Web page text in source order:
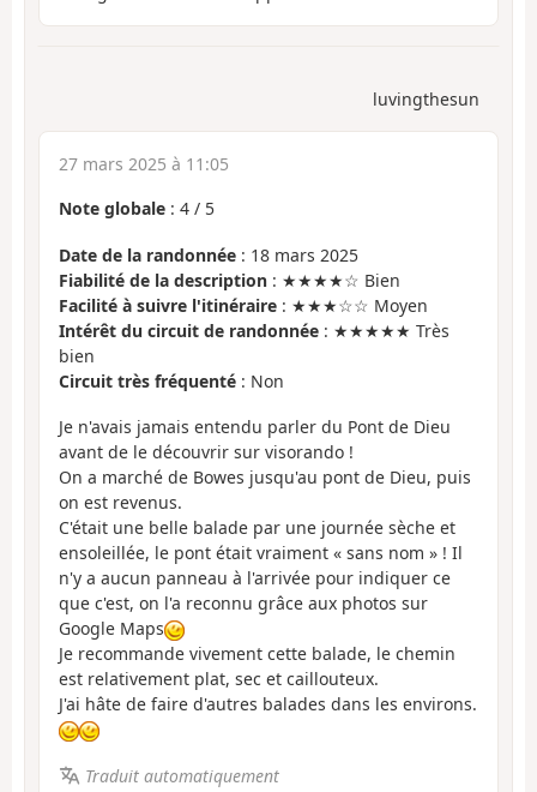
luvingthesun
27 mars 2025 à 11:05
Note globale : 4 / 5
Date de la randonnée : 18 mars 2025
Fiabilité de la description : ★★★★☆ Bien
Facilité à suivre l'itinéraire : ★★★☆☆ Moyen
Intérêt du circuit de randonnée : ★★★★★ Très
bien
Circuit très fréquenté : Non
Je n'avais jamais entendu parler du Pont de Dieu
avant de le découvrir sur visorando !
On a marché de Bowes jusqu'au pont de Dieu, puis
on est revenus.
C'était une belle balade par une journée sèche et
ensoleillée, le pont était vraiment « sans nom » ! Il
n'y a aucun panneau à l'arrivée pour indiquer ce
que c'est, on l'a reconnu grâce aux photos sur
Google Maps
Je recommande vivement cette balade, le chemin
est relativement plat, sec et caillouteux.
J'ai hâte de faire d'autres balades dans les environs.
Traduit automatiquement